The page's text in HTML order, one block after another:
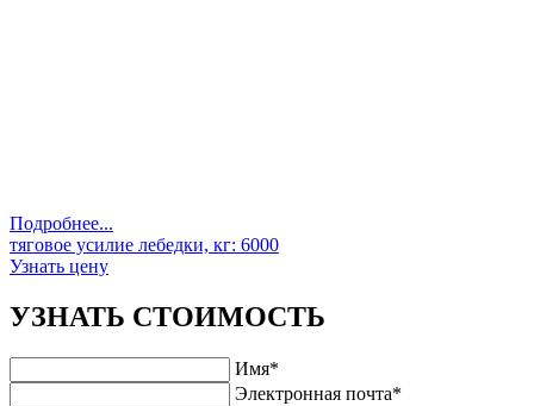
Подробнее...
тяговое усилие лебедки, кг: 6000
Узнать цену
УЗНАТЬ СТОИМОСТЬ
Имя*
Электронная почта*